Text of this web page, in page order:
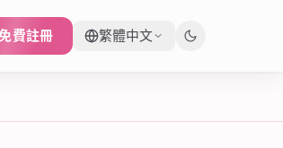
費註冊 繁體中文